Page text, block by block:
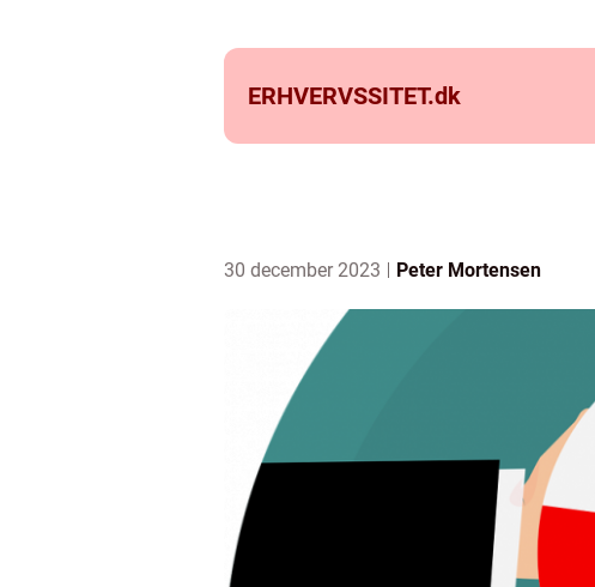
ERHVERVSSITET.dk
30 december 2023 Peter Mortensen